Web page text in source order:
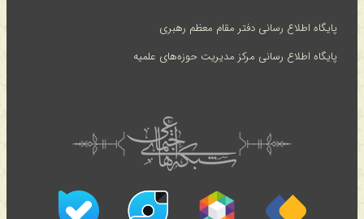
پایگاه اطلاع رسانی دفتر مقام معظم رهبری
پایگاه اطلاع رسانی مرکز مدیریت حوزه‌های علمیه